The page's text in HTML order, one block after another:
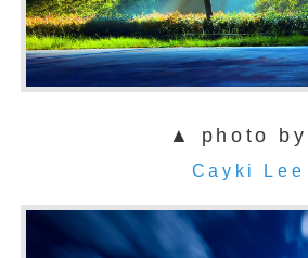
▲ photo by
Cayki Lee